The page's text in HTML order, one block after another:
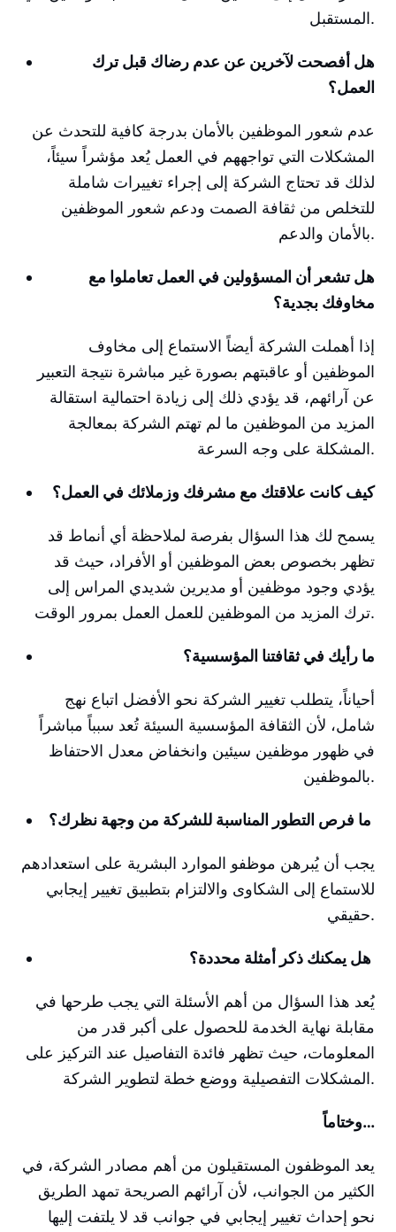
المستقبل.
هل أفصحت لآخرين عن عدم رضاك قبل ترك
العمل؟
المشكلات التي تواجههم في العمل يُعد مؤشراً سيئاً،
لذلك قد تحتاج الشركة إلى إجراء تغييرات شاملة
للتخلص من ثقافة الصمت ودعم شعور الموظفين
بالأمان والدعم.
هل تشعر أن المسؤولين في العمل تعاملوا مع
مخاوفك بجدية؟
الموظفين أو عاقبتهم بصورة غير مباشرة نتيجة التعبير
عن آرائهم، قد يؤدي ذلك إلى زيادة احتمالية استقالة
المزيد من الموظفين ما لم تهتم الشركة بمعالجة
المشكلة على وجه السرعة.
كيف كانت علاقتك مع مشرفك وزملائك في العمل؟
تظهر بخصوص بعض الموظفين أو الأفراد، حيث قد
يؤدي وجود موظفين أو مديرين شديدي المراس إلى
ترك المزيد من الموظفين للعمل العمل بمرور الوقت.
ما رأيك في ثقافتنا المؤسسية؟
شامل، لأن الثقافة المؤسسية السيئة تُعد سبباً مباشراً
في ظهور موظفين سيئين وانخفاض معدل الاحتفاظ
بالموظفين.
يجب أن يُبرهن موظفو الموارد البشرية على استعدادهم
للاستماع إلى الشكاوى والالتزام بتطبيق تغيير إيجابي
حقيقي.
يُعد هذا السؤال من أهم الأسئلة التي يجب طرحها في
مقابلة نهاية الخدمة للحصول على أكبر قدر من
المعلومات، حيث تظهر فائدة التفاصيل عند التركيز على
المشكلات التفصيلية ووضع خطة لتطوير الشركة.
وختاماً…
يعد الموظفون المستقيلون من أهم مصادر الشركة، في
الكثير من الجوانب، لأن آرائهم الصريحة تمهد الطريق
نحو إحداث تغيير إيجابي في جوانب قد لا يلتفت إليها